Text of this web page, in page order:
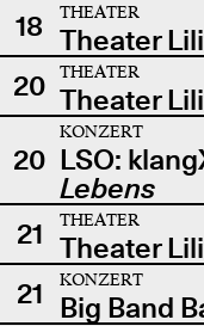
18
THEATER
Theater
20
THEATER
Theater
20
KONZERT
LSO:
Lebens
21
THEATER
Theater
21
KONZERT
Big Band